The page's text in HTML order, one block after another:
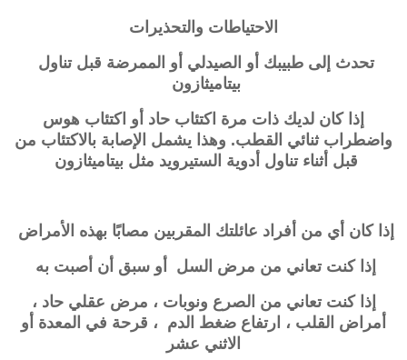
الاحتياطات والتحذيرات
تحدث إلى طبيبك أو الصيدلي أو الممرضة قبل تناول
بيتاميثازون
إذا كان لديك ذات مرة اكتئاب حاد أو اكتئاب هوس
واضطراب ثنائي القطب. وهذا يشمل الإصابة بالاكتئاب من
قبل أثناء تناول أدوية الستيرويد مثل بيتاميثازون
إذا كان أي من أفراد عائلتك المقربين مصابًا بهذه الأمراض
إذا كنت تعاني من مرض السل أو سبق أن أصبت به
إذا كنت تعاني من الصرع ونوبات ، مرض عقلي حاد ،
أمراض القلب ، ارتفاع ضغط الدم ، قرحة في المعدة أو
الاثني عشر